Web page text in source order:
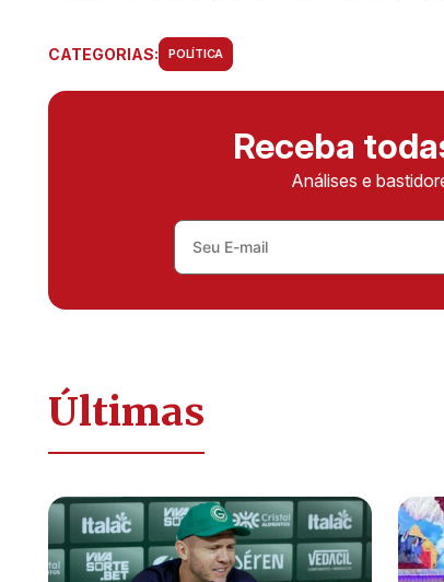
CATEGORIAS: POLÍTICA
Receba
Análises e
Últimas